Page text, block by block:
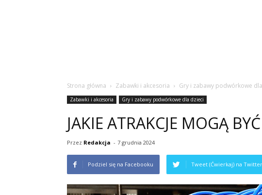
Strona główna Zabawki i akcesoria Gry i zabawy podwórkowe
Zabawki i akcesoria Gry i zabawy podwórkowe dla dzieci
JAKIE ATRAKCJE MOGĄ
Przez Redakcja - 7 grudnia 2024
Podziel się na Facebooku Tweet (Ćwierkaj) na